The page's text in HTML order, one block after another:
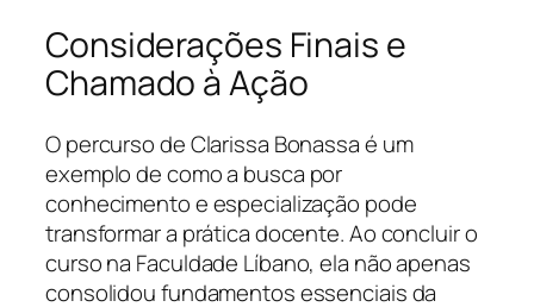
Considerações Finais e
Chamado à Ação
O percurso de Clarissa Bonassa é um
exemplo de como a busca por
conhecimento e especialização pode
transformar a prática docente. Ao concluir o
curso na Faculdade Líbano, ela não apenas
consolidou fundamentos essenciais da